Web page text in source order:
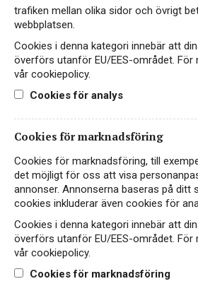
In the MOOD
Blanc
VITT VIN
trafiken mellan olika sidor och övrigt
webbplatsen.
Cookies i denna kategori innebär att
överförs utanför EU/EES-området. För
vår cookiepolicy.
Cookies för analys
Cookies för marknadsföring
Cookies för marknadsföring, till
det möjligt för oss att visa
annonser. Annonserna baseras på ditt
cookies inkluderar även cookies för
Cookies i denna kategori innebär att
överförs utanför EU/EES-området. För
vår cookiepolicy.
Cookies för marknadsföring